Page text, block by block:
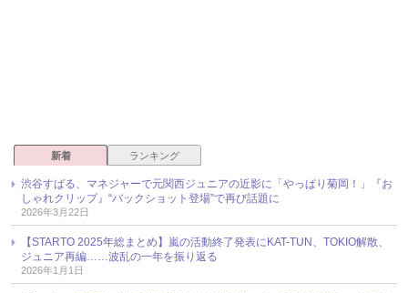
新着 ランキング
渋谷すばる、マネジャーで元関西ジュニアの近影に「やっぱり菊岡！」『お
しゃれクリップ』“バックショット登場”で再び話題に
2026年3月22日
【STARTO 2025年総まとめ】嵐の活動終了発表にKAT-TUN、TOKIO解散、
ジュニア再編……波乱の一年を振り返る
2026年1月1日